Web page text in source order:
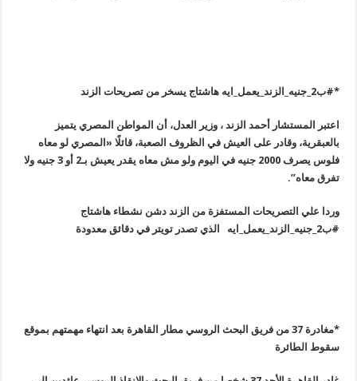
*
#ب2_جنيه_الزند_يعمل_ايه هاشتاج يسخر من تصريحات الزند
اعتبر المستشار أحمد الزند ، وزير العدل، أن المواطن المصري يتميز
بالعبقرية، وقادر على العيش في الظروف الصعبة، قائلًا «المصري لو معاه
فلوس يصرف 2000 جنيه في اليوم ولو مش معاه يقدر يعيش بـ2 أو 3 جنيه ولا
تفرق معاه”.
وردا علي التصريحات المستفزة من الزند دشن نشطاء هاشتاج
#ب2_جنيه_الزند_يعمل_ايه الذي تصدر تويتر في دقائق معدودة
*مغادرة 37 من فريق البحث الروسي مطار القاهرة بعد انتهاء مهمتهم بموقع
سقوط الطائرة